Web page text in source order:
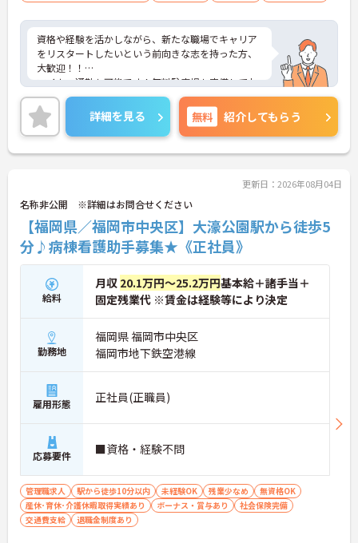
資格や経験を活かしながら、新たな職場でキャリア
をリスタートしたいという前向きな志を持った方、
大歓迎！！
マイカー通勤も可能です！無料駐車場も完備してお
ります！雑餉隈(天神大牟田線)駅からも徒歩圏内と
立地条件はバッチリです♪
ライフスタイルに合わせた通勤方法をお選びくださ
い！！
各種手当ても充実！！賞与や退職金もあり長く安心
ご興味ある方には、面接対策ポイントなど、さらに
詳細をお話しいたしますのでお気軽にご相談くださ
い。
詳細を見る 無料 紹介してもらう
更新日：2026年08月04日
名称非公開 ※詳細はお問合せください
【福岡県／福岡市中央区】大濠公園駅から徒歩5
分♪病棟看護助手募集★《正社員》
給料
月収 20.1万円～25.2万円基本給＋諸手当＋
固定残業代 ※賃金は経験等により決定
勤務地
福岡県 福岡市中央区
福岡市地下鉄空港線
雇用形態 正社員(正職員)
応募要件 ■資格・経験不問
管理職求人 駅から徒歩10分以内 未経験OK 残業少なめ
無資格OK
産休･育休･介護休暇取得実績あり
ボーナス・賞与あり
社会保険完備
交通費支給
退職金制度あり